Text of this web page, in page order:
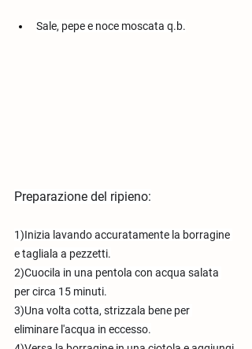
Sale, pepe e noce moscata q.b.
Preparazione del ripieno:
1)Inizia lavando accuratamente la borragine
e tagliala a pezzetti.
2)Cuocila in una pentola con acqua salata
per circa 15 minuti.
3)Una volta cotta, strizzala bene per
eliminare l'acqua in eccesso.